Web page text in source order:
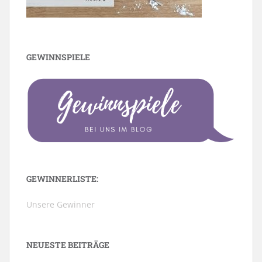
GEWINNSPIELE
GEWINNERLISTE:
Unsere Gewinner
NEUESTE BEITRÄGE